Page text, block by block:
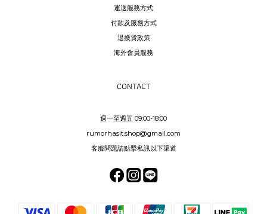
運送服務方式
付款及服務方式
退換貨政策
海外會員服務
CONTACT
週一至週五 09:00-18:00
rumorhasit.shop@gmail.com
客服問題請點擊私訊以下渠道